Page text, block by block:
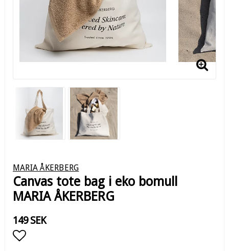
MARIA ÅKERBERG
Canvas tote bag i eko bomull
MARIA ÅKERBERG
149 SEK